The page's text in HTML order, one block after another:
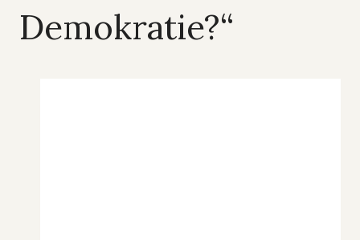
Demokratie?“